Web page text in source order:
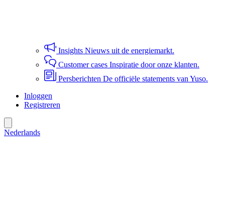
Insights Nieuws uit de energiemarkt.
Customer cases Inspiratie door onze klanten.
Persberichten De officiële statements van Yuso.
Inloggen
Registreren
Nederlands